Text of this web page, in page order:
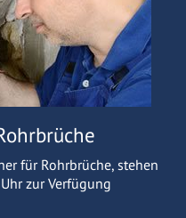
für Rohrbrüche, stehen
zur Verfügung